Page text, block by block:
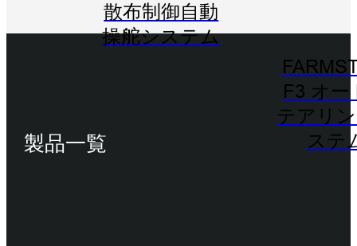
散布制御自動
操舵システム
F3 オー
テアリ
ステ
製品一覧